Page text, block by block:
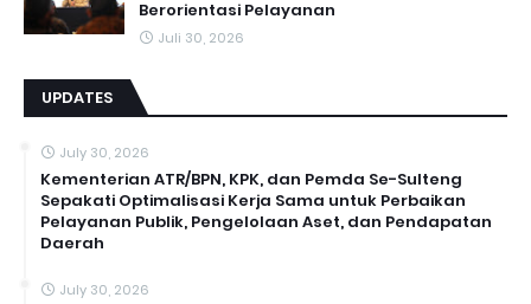
Berorientasi Pelayanan
Juli 30, 2026
UPDATES
July 30, 2026
Kementerian ATR/BPN, KPK, dan Pemda Se-Sulteng
Sepakati Optimalisasi Kerja Sama untuk Perbaikan
Pelayanan Publik, Pengelolaan Aset, dan Pendapatan
Daerah
July 30, 2026